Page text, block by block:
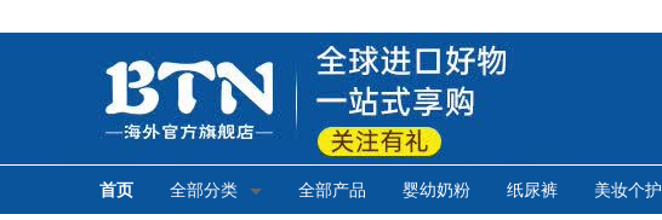
首页 全部分类 全部产品 婴幼奶粉 纸尿裤 美妆个护